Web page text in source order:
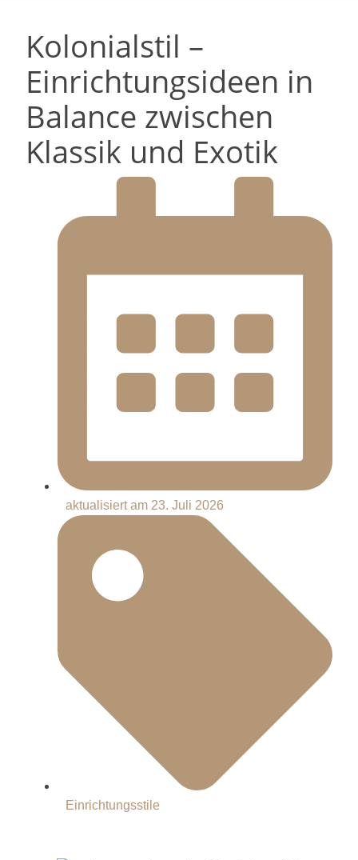
Kolonialstil –
Einrichtungsideen in
Balance zwischen
Klassik und Exotik
aktualisiert am 23. Juli 2026
Einrichtungsstile